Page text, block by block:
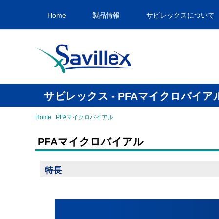
Home 製品情報 サビレックスについて
サビレックス - PFAマイクロバイア
Home PFAマイクロバイアル
PFAマイクロバイアル
特長